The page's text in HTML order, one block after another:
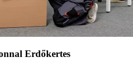
Erdőkertes